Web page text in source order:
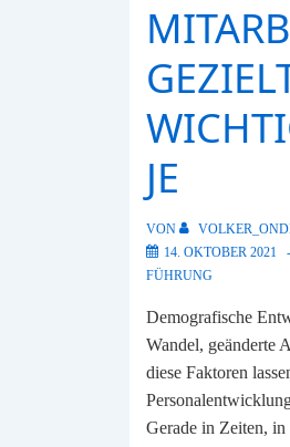
JE
VON
14. OKTOBER 2021
FÜHRUNG
Demografische
Wandel, geänderte
diese Faktoren
Gerade in Zeiten,